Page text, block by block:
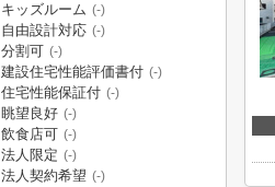
キッズルーム (-)
自由設計対応 (-)
分割可 (-)
建設住宅性能評価書付 (-)
住宅性能保証付 (-)
眺望良好 (-)
飲食店可 (-)
法人限定 (-)
法人契約希望 (-)